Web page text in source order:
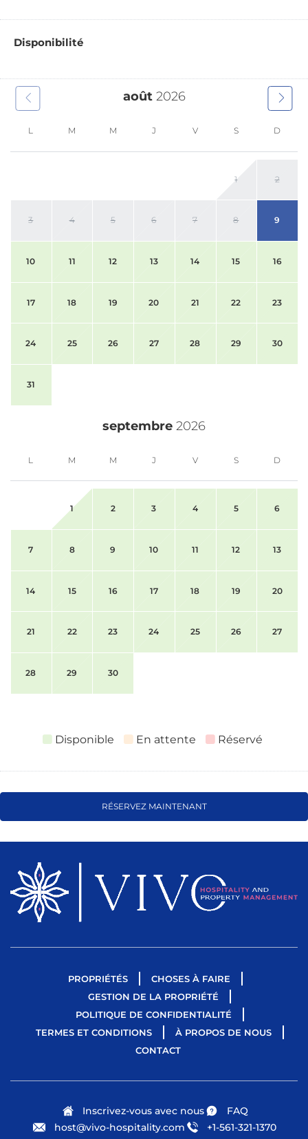
Disponibilité
août 2026
L M M J V S D
1 2
3 4 5 6 7 8 9
10 11 12 13 14 15 16
17 18 19 20 21 22 23
24 25 26 27 28 29 30
31
septembre 2026
L M M J V S D
1 2 3 4 5 6
7 8 9 10 11 12 13
14 15 16 17 18 19 20
21 22 23 24 25 26 27
28 29 30
Disponible En attente Réservé
RÉSERVEZ MAINTENANT
PROPRIÉTÉS
CHOSES À FAIRE
GESTION DE LA PROPRIÉTÉ
POLITIQUE DE CONFIDENTIALITÉ
TERMES ET CONDITIONS
À PROPOS DE NOUS
CONTACT
Inscrivez-vous avec nous
FAQ
host@vivo-hospitality.com
+1-561-321-1370